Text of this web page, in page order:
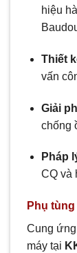
hiệu
Thiết
vấn
Giải
chống
Pháp
CQ và
Phụ
Cung
máy tại